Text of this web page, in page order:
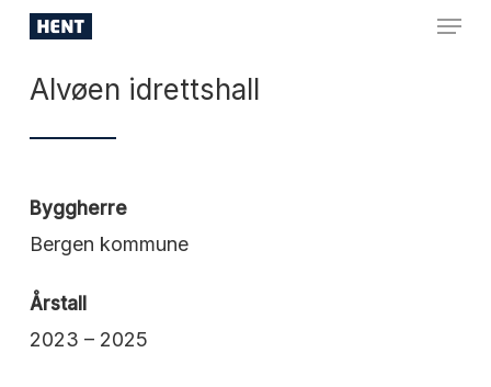
Skip
main
content
Menu
Alvøen idrettshall
Byggherre
Bergen kommune
Årstall
2023 – 2025